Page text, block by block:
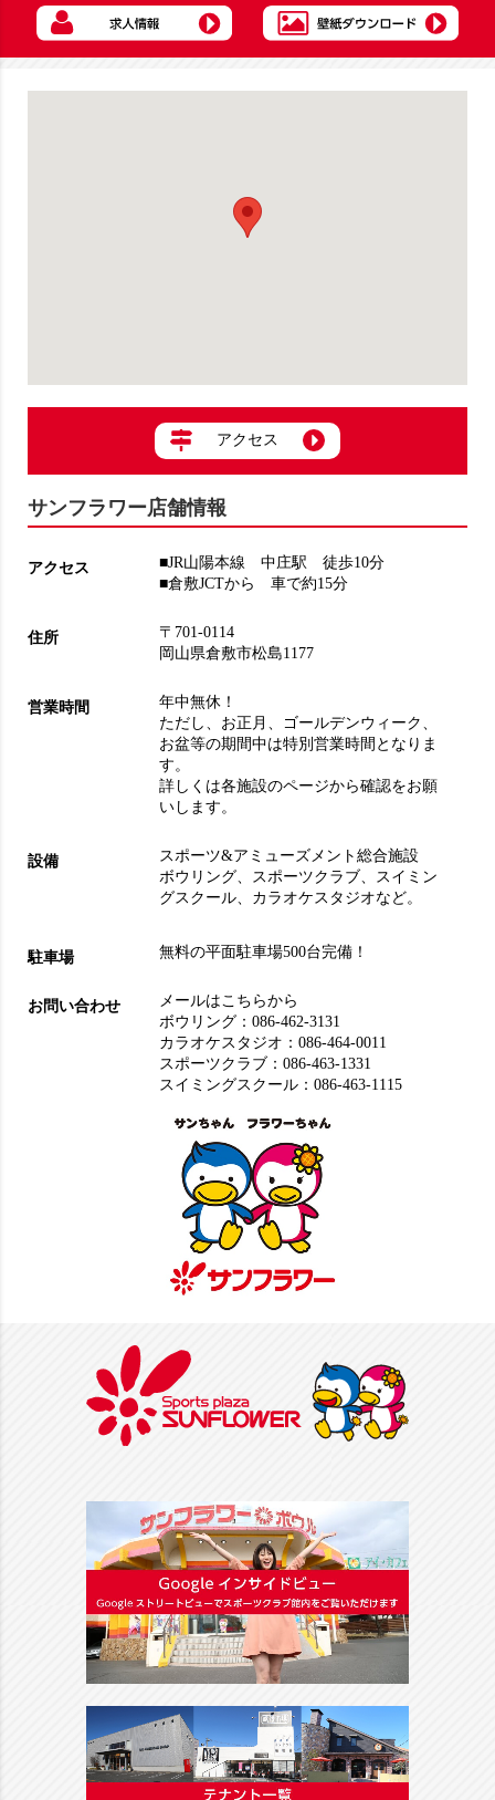
アクセス
サンフラワー店舗情報
アクセス
■JR山陽本線 中庄駅 徒歩10分
■倉敷JCTから 車で約15分
住所
〒701-0114
岡山県倉敷市松島1177
営業時間
年中無休！
ただし、お正月、ゴールデンウィーク、
お盆等の期間中は特別営業時間となりま
す。
詳しくは各施設のページから確認をお願
いします。
設備
スポーツ&アミューズメント総合施設
ボウリング
スポーツクラブ
スイミン
グスクール
カラオケスタジオなど。
駐車場 無料の平面駐車場500台完備！
お問い合わせ
メールはこちらから
ボウリング：086-462-3131
カラオケスタジオ：086-464-0011
スポーツクラブ：086-463-1331
スイミングスクール：086-463-1115